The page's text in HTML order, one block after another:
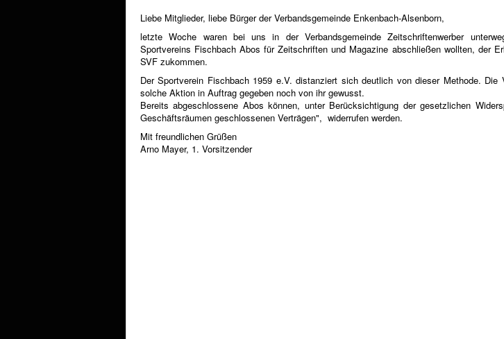
Liebe Mitglieder, liebe Bürger der Verbandsgemeinde Enkenbach-Alsenborn,
letzte Woche waren bei uns in der Verbandsgemeinde Zeitschriftenwerber
Sportvereins Fischbach Abos für Zeitschriften und Magazine abschließen wollten, der
SVF zukommen.
Der Sportverein Fischbach 1959 e.V. distanziert sich deutlich von dieser Methode. Die
solche Aktion in Auftrag gegeben noch von ihr gewusst.
Bereits abgeschlossene Abos können, unter Berücksichtigung der gesetzlichen
Geschäftsräumen geschlossenen Verträgen", widerrufen werden.
Mit freundlichen Grüßen
Arno Mayer, 1. Vorsitzender